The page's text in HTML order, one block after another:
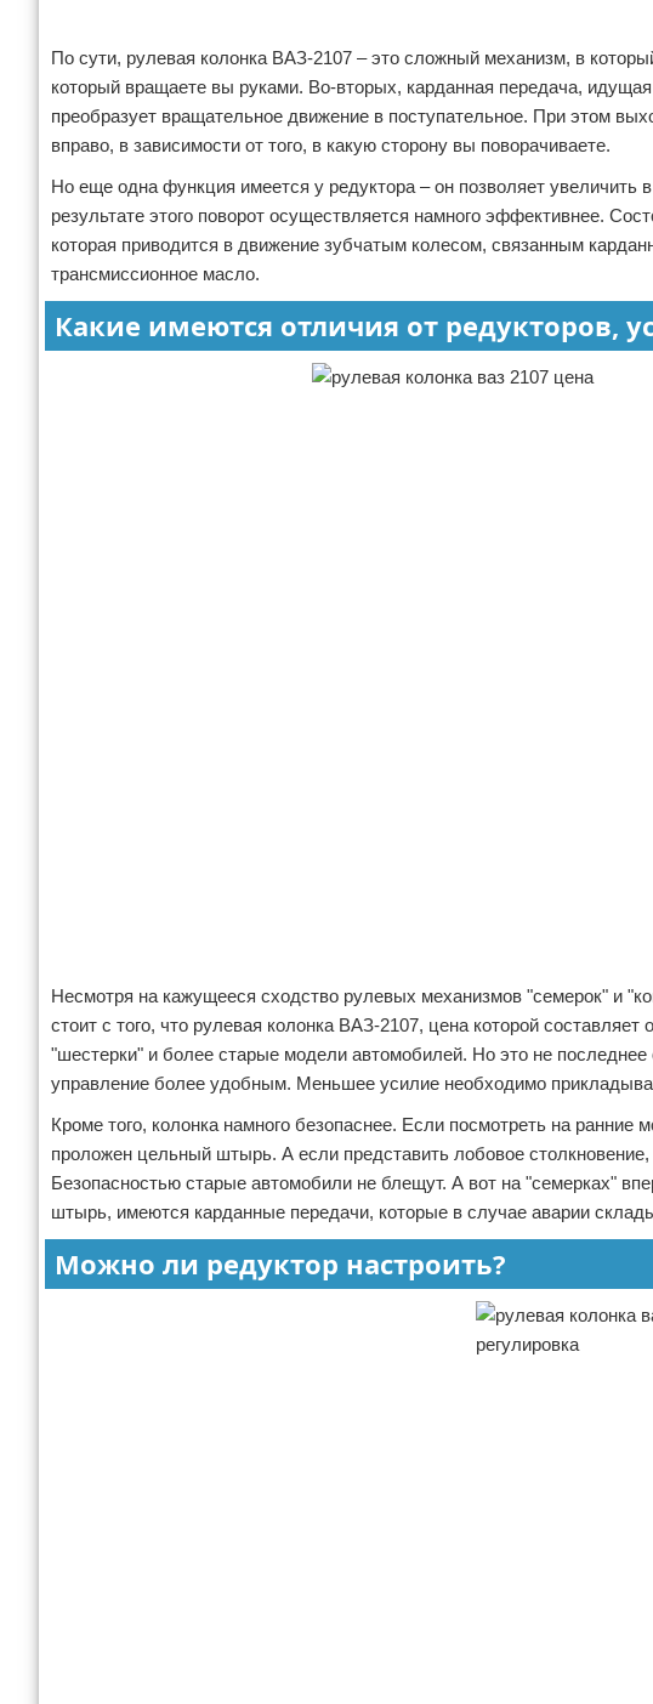
По сути, рулевая колонка ВАЗ-2107 – это сложный механизм, в
который вращаете вы руками. Во-вторых, карданная передача,
преобразует вращательное движение в поступательное. При этом
вправо, в зависимости от того, в какую сторону вы поворачиваете.
Но еще одна функция имеется у редуктора – он позволяет увеличить
результате этого поворот осуществляется намного эффективнее.
которая приводится в движение зубчатым колесом, связанным
трансмиссионное масло.
Какие имеются отличия от редукторов,
Несмотря на кажущееся сходство рулевых механизмов "семерок" и
стоит с того, что рулевая колонка ВАЗ-2107, цена которой
"шестерки" и более старые модели автомобилей. Но это не
управление более удобным. Меньшее усилие необходимо
Кроме того, колонка намного безопаснее. Если посмотреть на
проложен цельный штырь. А если представить лобовое
Безопасностью старые автомобили не блещут. А вот на "семерках"
штырь, имеются карданные передачи, которые в случае аварии
Можно ли редуктор настроить?